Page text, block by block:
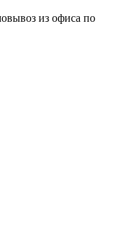
из офиса по